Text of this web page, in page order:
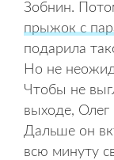
Зобнин.
прыжок с
подарила
Но не
Чтобы не
выходе, Олег
Дальше он
всю минуту